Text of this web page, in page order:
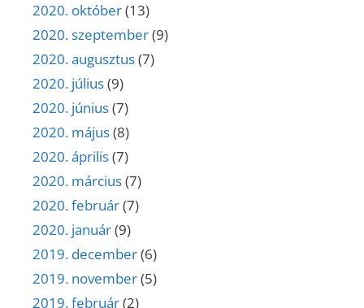
2020. október(13)
2020. szeptember(9)
2020. augusztus(7)
2020. július(9)
2020. június(7)
2020. május(8)
2020. április(7)
2020. március(7)
2020. február(7)
2020. január(9)
2019. december(6)
2019. november(5)
2019. február(2)